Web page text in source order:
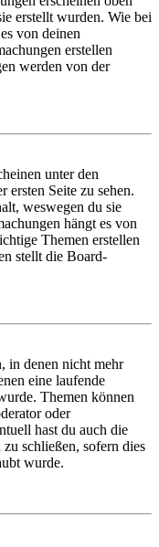
erstellt wurden. Wie bei
von deinen
erstellen
werden von der
unter den
Seite zu sehen.
weswegen du sie
hängt es von
Themen erstellen
stellt die Board-
in denen nicht mehr
eine laufende
Themen können
oder
hast du auch die
schließen, sofern dies
wurde.